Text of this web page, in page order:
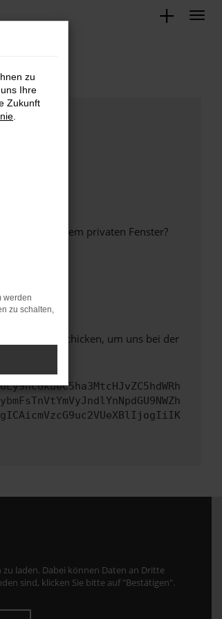
oder in einem privaten Fenster?
Text schicken, um uns bei der
zu laden. Dabei können Daten an Dritte
sind, klicken Sie bitte auf "Bestätigen".
zu
Ihre
Zukunft
werden
zu schalten,